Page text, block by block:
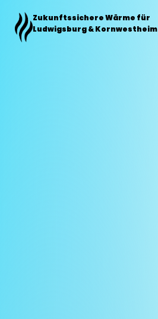
Inhalt
springen
Zukunftssichere Wärme für
Ludwigsburg & Kornwestheim